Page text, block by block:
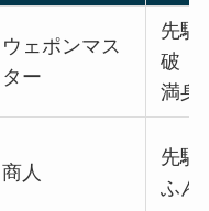
ウェポンマス
ター
先駆
破
満身
商人
先駆
ふん